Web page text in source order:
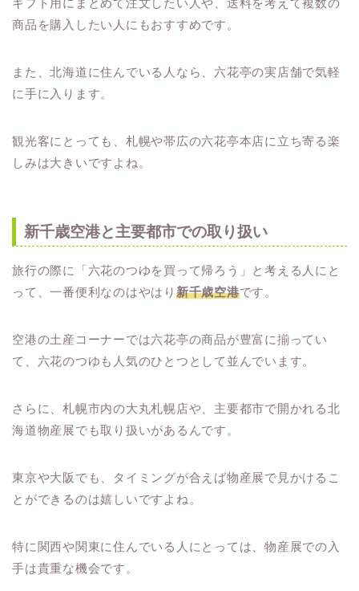
ギフト用にまとめて注文したい人や、送料を考えて複数の
商品を購入したい人にもおすすめです。
また、北海道に住んでいる人なら、六花亭の実店舗で気軽
に手に入ります。
観光客にとっても、札幌や帯広の六花亭本店に立ち寄る楽
しみは大きいですよね。
新千歳空港と主要都市での取り扱い
旅行の際に「六花のつゆを買って帰ろう」と考える人にと
って、一番便利なのはやはり 新千歳空港です。
空港の土産コーナーでは六花亭の商品が豊富に揃ってい
て、六花のつゆも人気のひとつとして並んでいます。
さらに、札幌市内の大丸札幌店や、主要都市で開かれる北
海道物産展でも取り扱いがあるんです。
東京や大阪でも、タイミングが合えば物産展で見かけるこ
とができるのは嬉しいですよね。
特に関西や関東に住んでいる人にとっては、物産展での入
手は貴重な機会です。